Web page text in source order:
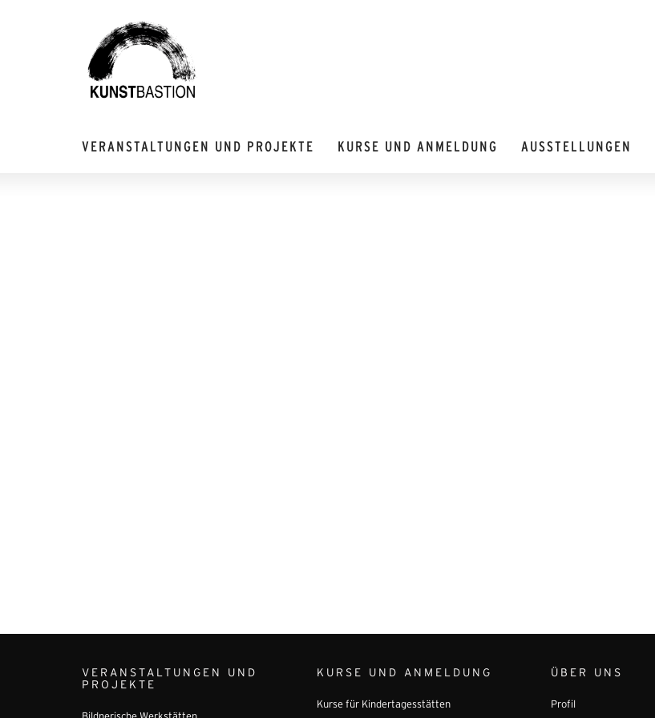
VERANSTALTUNGEN UND PROJEKTE KURSE UND ANMELDUNG AUSSTELLUNGEN
VERANSTALTUNGEN UND
PROJEKTE
KURSE UND ANMELDUNG
Kurse für Kindertagesstätten
ÜBER UNS
Profil